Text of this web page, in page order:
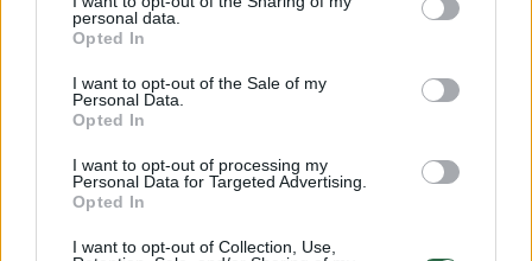
personal data.
Opted In
I want to opt-out of the Sale of my
Personal Data.
Opted In
I want to opt-out of processing my
Personal Data for Targeted Advertising.
Opted In
I want to opt-out of Collection, Use,